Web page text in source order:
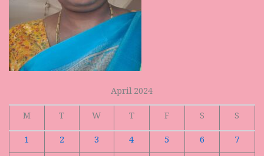
April 2024
M
T W T F S
S
1
2 3 4 5 6
7